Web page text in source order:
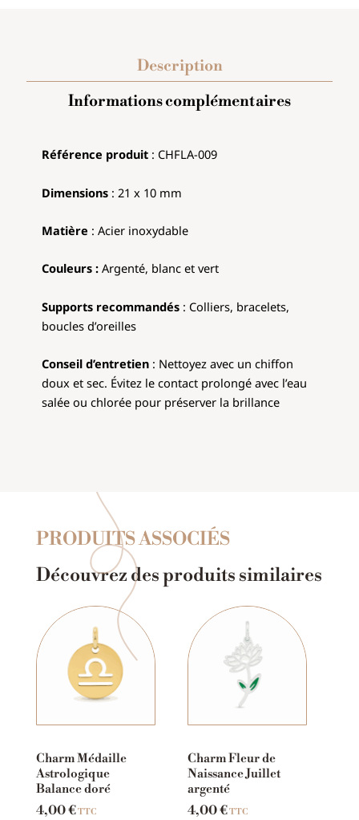
Description
Informations complémentaires
Référence produit : CHFLA-009
Dimensions : 21 x 10 mm
Matière : Acier inoxydable
Couleurs :Argenté, blanc et vert
Supports recommandés : Colliers, bracelets,
boucles d’oreilles
Conseil d’entretien : Nettoyez avec un chiffon
doux et sec. Évitez le contact prolongé avec l’eau
salée ou chlorée pour préserver la brillance
PRODUITS ASSOCIÉS
Découvrez des produits similaires
Charm Médaille
Astrologique
Balance doré
4,00€TTC
Charm Fleur de
Naissance Juillet
argenté
4,00€TTC